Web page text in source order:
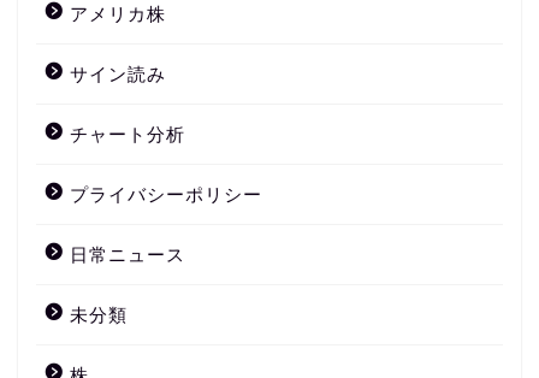
アメリカ株
サイン読み
チャート分析
プライバシーポリシー
日常ニュース
未分類